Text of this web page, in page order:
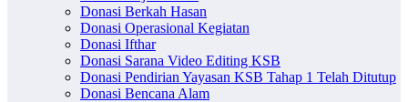
Donasi Berkah Hasan
Donasi Operasional Kegiatan
Donasi Ifthar
Donasi Sarana Video Editing KSB
Donasi Pendirian Yayasan KSB Tahap 1 Telah Ditutup
Donasi Bencana Alam